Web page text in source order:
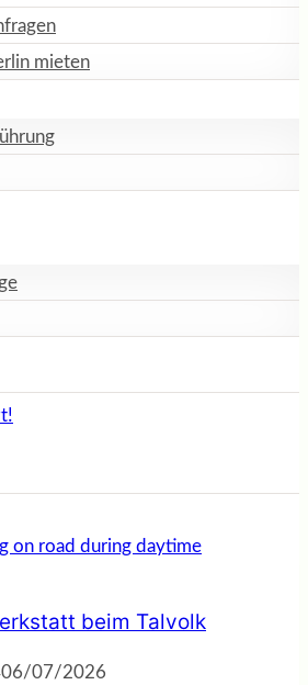
mieten
beim Talvolk
06/07/2026